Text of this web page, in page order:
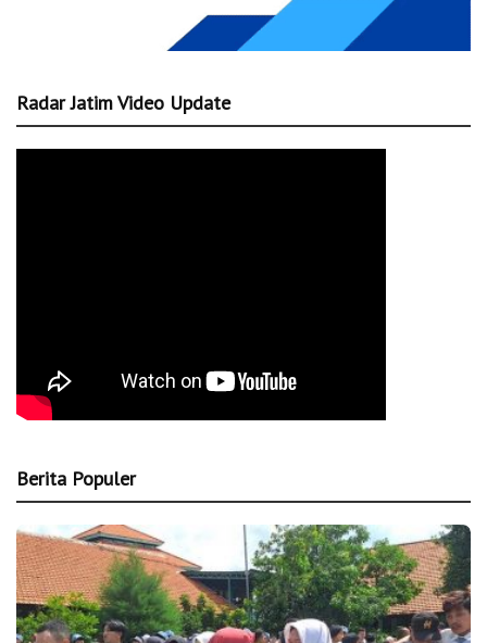
Radar Jatim Video Update
Berita Populer